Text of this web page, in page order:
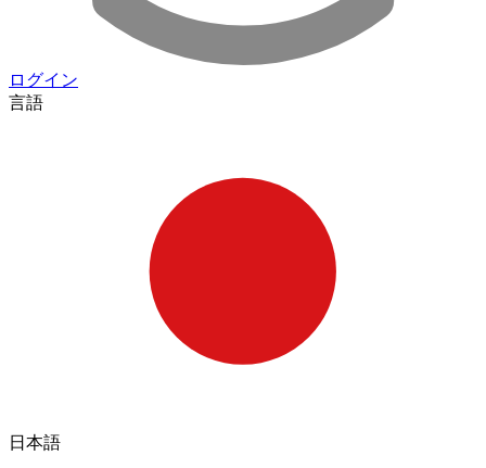
ログイン
言語
日本語